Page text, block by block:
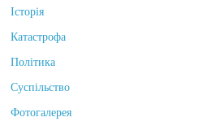
Історія
Катастрофа
Політика
Суспільство
Фотогалерея